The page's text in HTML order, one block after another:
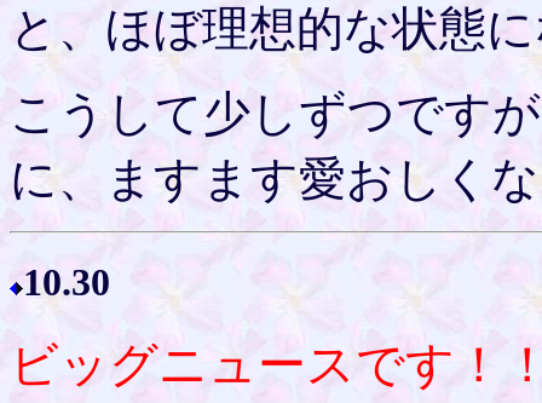
と、ほぼ理想的な状態
こうして少しずつです
に、ますます愛おしく
10.30
ビッグニュースです！